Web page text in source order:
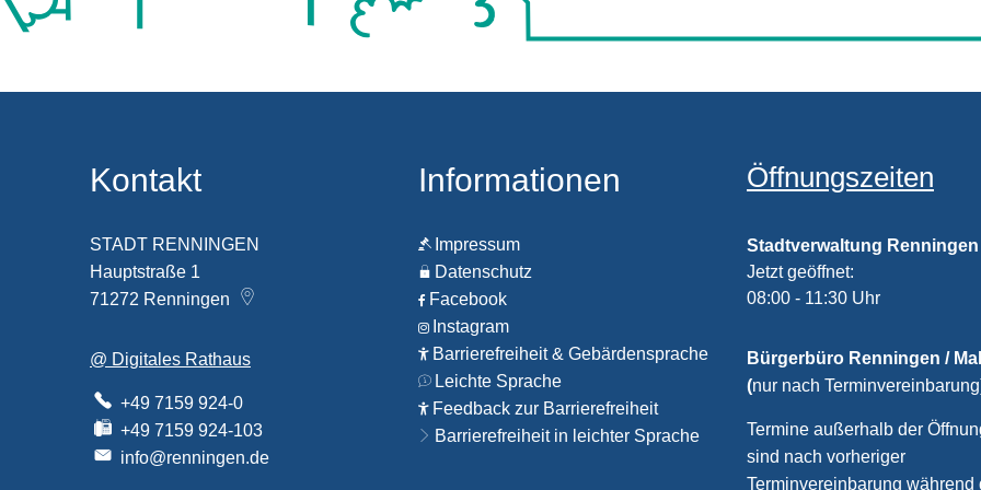
Kontakt
STADT RENNINGEN
Hauptstraße 1
71272 Renningen
@ Digitales Rathaus
+49 7159 924-0
+49 7159 924-103
info@renningen.de
Informationen
Impressum
Datenschutz
Facebook
Instagram
Barrierefreiheit & Gebärdensprache
Leichte Sprache
Feedback zur Barrierefreiheit
Barrierefreiheit in leichter Sprache
Öffnungszeiten
Stadtverwaltung Renningen
Klicken, um weitere
Jetzt geöffnet:
08:00 - 11:30 Uhr
Bürgerbüro Renningen /
(nur nach
Termine außerhalb der
sind nach vorheriger
Terminvereinbarung während